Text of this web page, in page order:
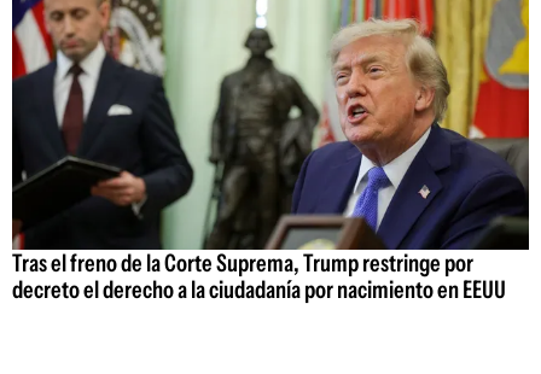
Tras el freno de la Corte Suprema, Trump restringe por
decreto el derecho a la ciudadanía por nacimiento en EEUU